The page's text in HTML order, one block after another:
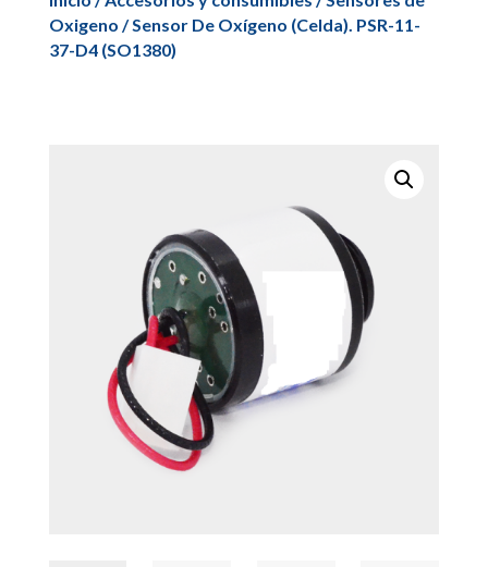
Oxigeno / Sensor De Oxígeno (Celda). PSR-11-
37-D4 (SO1380)